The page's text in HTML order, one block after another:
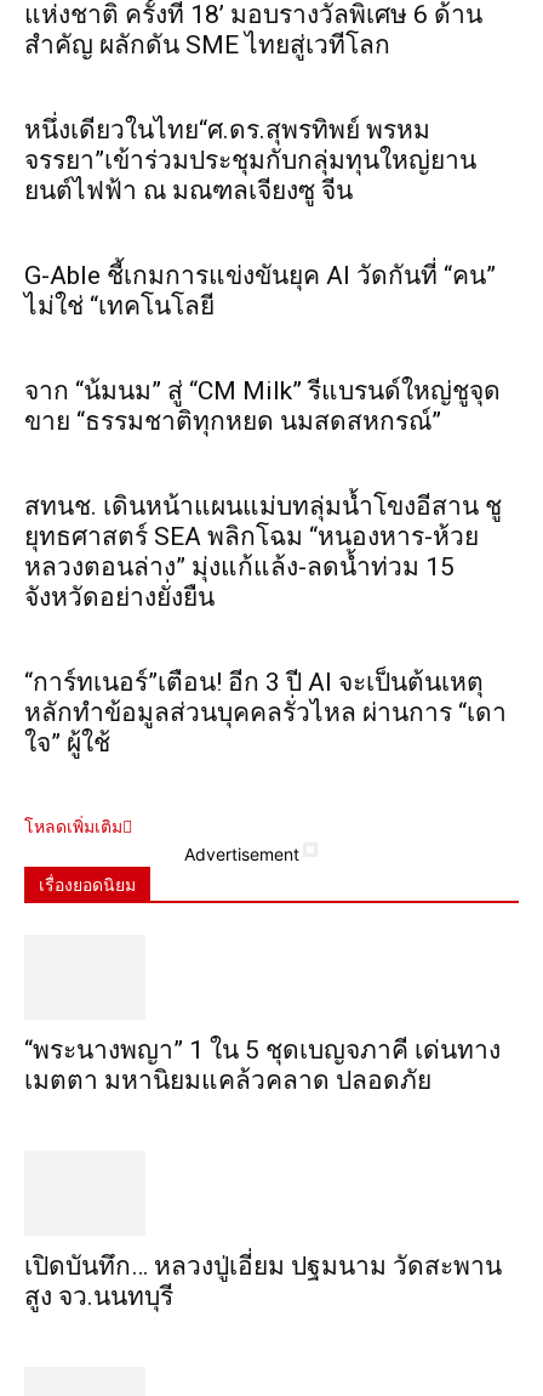
แห่งชาติ ครั้งที่ 18’ มอบรางวัลพิเศษ 6 ด้าน
สำคัญ ผลักดัน SME ไทยสู่เวทีโลก
หนึ่งเดียวในไทย“ศ.ดร.สุพรทิพย์ พรหม
จรรยา”เข้าร่วมประชุมกับกลุ่มทุนใหญ่ยาน
ยนต์ไฟฟ้า ณ มณฑลเจียงซู จีน
G-Able ชี้เกมการแข่งขันยุค AI วัดกันที่ “คน”
ไม่ใช่ “เทคโนโลยี
จาก “น้มนม” สู่ “CM Milk” รีแบรนด์ใหญ่ชูจุด
ขาย “ธรรมชาติทุกหยด นมสดสหกรณ์”
สทนช. เดินหน้าแผนแม่บทลุ่มน้ำโขงอีสาน ชู
ยุทธศาสตร์ SEA พลิกโฉม “หนองหาร-ห้วย
หลวงตอนล่าง” มุ่งแก้แล้ง-ลดน้ำท่วม 15
จังหวัดอย่างยั่งยืน
“การ์ทเนอร์”เตือน! อีก 3 ปี AI จะเป็นต้นเหตุ
หลักทำข้อมูลส่วนบุคคลรั่วไหล ผ่านการ “เดา
ใจ” ผู้ใช้
โหลดเพิ่มเติม
Advertisement
เรื่องยอดนิยม
“พระ​นาง​พญา” 1 ใน 5​ ชุดเบญจ​ภาคี​ เด่นทาง
เมตตา​ มหา​นิยม​แคล้วคลาด​ ปลอดภัย​
เปิดบันทึก… หลวงปู่เอี่ยม ​ปฐม​นาม​ วัดสะพาน
สูง​ จว.นนทบุรี